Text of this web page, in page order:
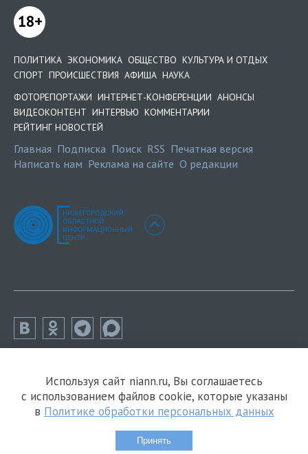
18+
ПОЛИТИКА ЭКОНОМИКА ОБЩЕСТВО КУЛЬТУРА И ОТДЫХ
СПОРТ ПРОИСШЕСТВИЯ АФИША НАУКА
ФОТОРЕПОРТАЖИ ИНТЕРНЕТ-КОНФЕРЕНЦИИ АНОНСЫ
ВИДЕОКОНТЕНТ ИНТЕРВЬЮ КОММЕНТАРИИ
РЕЙТИНГ НОВОСТЕЙ
Главная Подписка Поиск RSS Печатная версия
Написать нам Реклама на сайте О редакции
Используя сайт niann.ru, Вы соглашаетесь
с использованием файлов cookie, которые указаны
в Политике обработки персональных данных
Принять